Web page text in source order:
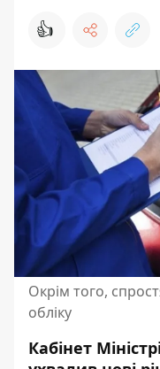
👍
Окрім того,
обліку
Кабінет